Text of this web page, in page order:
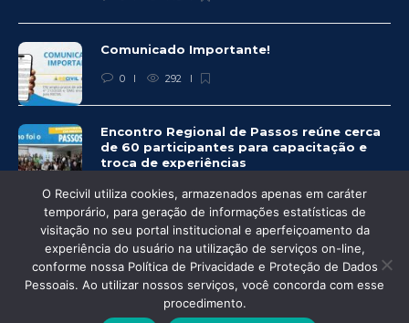
Comunicado Importante!
0 292
Encontro Regional de Passos reúne cerca
de 60 participantes para capacitação e
troca de experiências
0 281
© Recivil 2020 – Todos os direitos reservados.
O Recivil utiliza cookies, armazenados apenas em caráter
temporário, para geração de informações estatísticas de
visitação no seu portal institucional e aperfeiçoamento da
experiência do usuário na utilização de serviços on-line,
conforme nossa Política de Privacidade e Proteção de Dados
Pessoais. Ao utilizar nossos serviços, você concorda com esse
procedimento.